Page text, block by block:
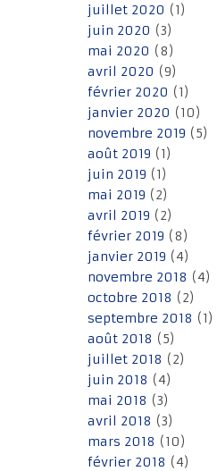
juillet 2020 (1)
juin 2020 (3)
mai 2020 (8)
avril 2020 (9)
février 2020 (1)
janvier 2020 (10)
novembre 2019 (5)
août 2019 (1)
juin 2019 (1)
mai 2019 (2)
avril 2019 (2)
février 2019 (8)
janvier 2019 (4)
novembre 2018 (4)
octobre 2018 (2)
septembre 2018 (1)
août 2018 (5)
juillet 2018 (2)
juin 2018 (4)
mai 2018 (3)
avril 2018 (3)
mars 2018 (10)
février 2018 (4)